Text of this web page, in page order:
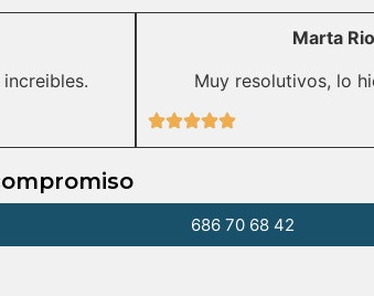
Marta
Muy resolutivos, lo
686 70 68 42